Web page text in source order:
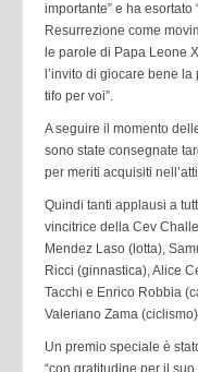
importante” e ha
Resurrezione come
le parole di Papa Leone
l’invito di giocare bene
tifo per voi”.
A seguire il momento
sono state consegnate
per meriti acquisiti
Quindi tanti applausi a
vincitrice della Cev
Mendez Laso (lotta),
Ricci (ginnastica), Alice
Tacchi e Enrico Robbia
Valeriano Zama
Un premio speciale è
“con gratitudine per il